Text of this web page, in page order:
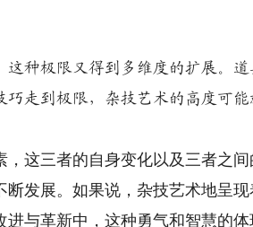
种极限又得到多维度的扩展。道
走到极限，杂技艺术的高度可
这三者的自身变化以及三者之间
发展。如果说，杂技艺术地呈
与革新中，这种勇气和智慧的